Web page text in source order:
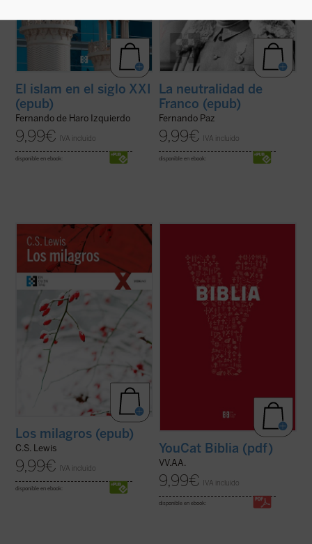
El islam en el siglo XXI
(epub)
Fernando de Haro Izquierdo
9,99€ IVA incluido
disponible en ebook:
La neutralidad de
Franco (epub)
Fernando Paz
9,99€ IVA incluido
disponible en ebook:
En el presente libro, convertido en todo un
clásico, C.S. Lewis desafía en su propio
terreno las visiones filosóficas de
racionalistas, agnósticos y deístas, que
llevan a una negación a priori de los
milagros cristianos, estableciendo los ...
(ver ficha)
Los milagros (epub)
C.S. Lewis
9,99€ IVA incluido
disponible en ebook:
Testamento con la que se recorren los
momentos más importantes de la historia
de la salvación.
YouCat Biblia ...(ver ficha)
YouCat Biblia (pdf)
VV.AA.
9,99€ IVA incluido
disponible en ebook: